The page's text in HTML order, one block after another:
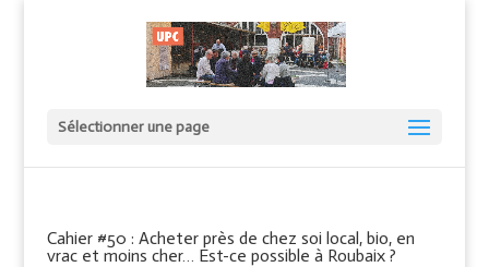
Sélectionner une page
Cahier #50 : Acheter près de chez soi local, bio, en
vrac et moins cher… Est-ce possible à Roubaix ?